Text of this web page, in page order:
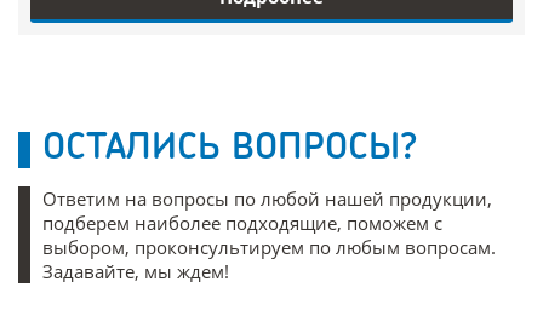
ОСТАЛИСЬ ВОПРОСЫ?
Ответим на вопросы по любой нашей продукции,
подберем наиболее подходящие, поможем с
выбором, проконсультируем по любым вопросам.
Задавайте, мы ждем!